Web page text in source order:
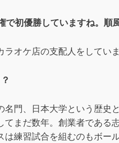
初優勝していますね。順
オケ店の支配人をしていま
門、日本大学という歴
まだ数年。創業者であ
練習試合を組むのもボー